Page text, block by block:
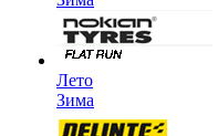
Лето
Зима